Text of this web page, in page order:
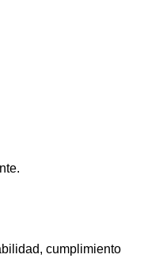
cumplimiento